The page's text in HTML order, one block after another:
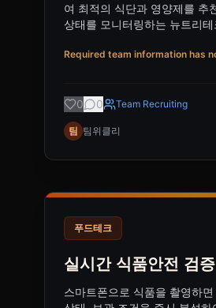
여 최적의 식단과 영양제를 추
상태를 모니터링하는 뉴트리
Required team information has
0 0 Team Recruiting
팀 팀위클리
푸드테크
실시간 식품안전 검
스마트폰으로 식품을 촬영하